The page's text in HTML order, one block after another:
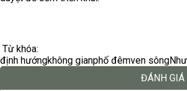
Từ khóa:
định hướngkhông gianphố đêmven sông
ĐÁNH GIÁ